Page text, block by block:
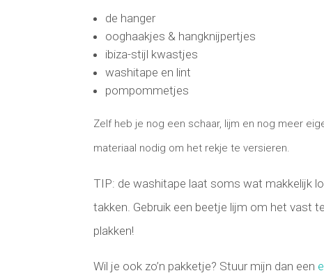
de hanger
ooghaakjes & hangknijpertjes
ibiza-stijl kwastjes
washitape en lint
pompommetjes
Zelf heb je nog een schaar, lijm en nog meer
materiaal nodig om het rekje te versieren.
TIP: de washitape laat soms wat makkelijk
takken. Gebruik een beetje lijm om het vast te
plakken!
Wil je ook zo’n pakketje? Stuur mijn dan een